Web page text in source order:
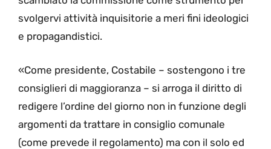
svolgervi attività inquisitorie a meri fini ideologici
e propagandistici.
«Come presidente, Costabile – sostengono i tre
consiglieri di maggioranza – si arroga il diritto di
redigere l’ordine del giorno non in funzione degli
argomenti da trattare in consiglio comunale
(come prevede il regolamento) ma con il solo ed